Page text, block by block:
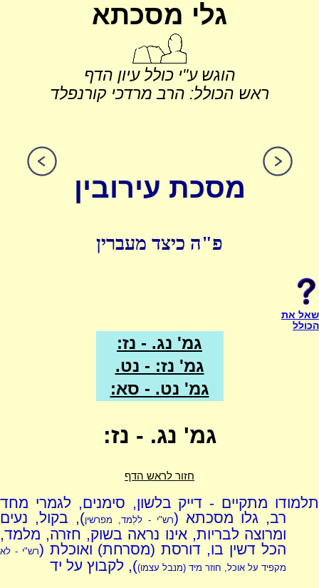
גלי מסכתא
הוגש ע"י כולל עיון הדף
ראש הכולל: הרב מרדכי קורנפלד
מסכת עירובין
פ"ה כיצד מעברין
שאל את
הכולל
גמ' נג. - נז:
גמ' נז: - נט.
גמ' נט. - סא:
גמ' נג. - נז:
חזור לראש הדף
תלמודו מתקיים - דייק בלשון, סימנים, לגמרי מחד
רב, גלו מסכתא (רש"י - ללַמד, מפרשין), בקול, נעים
ומרוצה לבריות, אינו נראה בשוק, חזרה, מלמד,
הכל דשין בו, דורסת (מסרחת) ואוכלת (רש"י - לא
מקפיד על אוכל, חוזר מיד (מנבל עצמו)), לקבוץ על יד